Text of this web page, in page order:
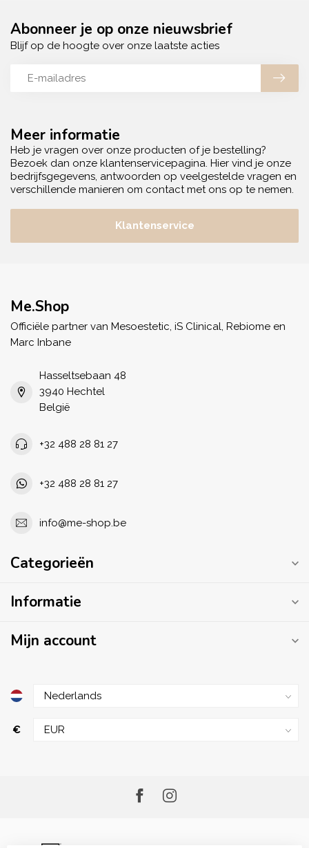
Meer informatie
Heb je vragen over onze producten of je bestelling?
Bezoek dan onze klantenservicepagina. Hier vind je onze
bedrijfsgegevens, antwoorden op veelgestelde vragen en
verschillende manieren om contact met ons op te nemen.
Klantenservice
Abonneer je op onze nieuwsbrief
Blijf op de hoogte over onze laatste acties
Me.Shop
Officiële partner van Mesoestetic, iS Clinical, Rebiome en
Marc Inbane
Hasseltsebaan 48
3940 Hechtel
België
+32 488 28 81 27
+32 488 28 81 27
info@me-shop.be
Categorieën
Informatie
Mijn account
€